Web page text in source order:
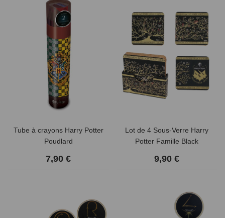
Tube à crayons Harry Potter
Poudlard
7,90 €
Lot de 4 Sous-Verre Harry
Potter Famille Black
9,90 €